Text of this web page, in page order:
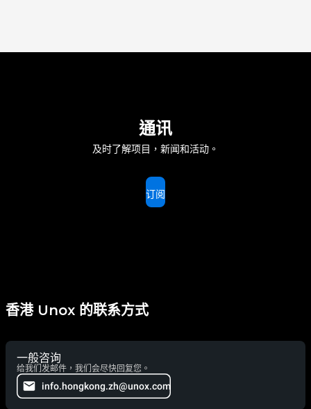
通讯
及时了解项目，新闻和活动。
订阅
香港 Unox 的联系方式
一般咨询
给我们发邮件，我们会尽快回复您。
info.hongkong.zh@unox.com